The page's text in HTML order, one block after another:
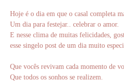
Hoje é o dia em que o casal completa
Um dia para festejar.. celebrar o amor.
E nesse clima de muitas felicidades,
esse singelo post de um dia muito
Que vocês revivam cada momento de
Que todos os sonhos se realizem.